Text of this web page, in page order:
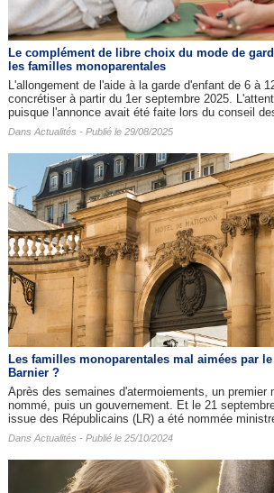
Le complément de libre choix du mode de
les familles monoparentales
L'allongement de l'aide à la garde d'enfant de 6 à
concrétiser à partir du 1er septembre 2025.
puisque l'annonce avait été faite lors du conseil
Dans Actualités - Publié le 29/08/2025
Les familles monoparentales mal aimées par
Barnier ?
Après des semaines d'atermoiements, un premier
nommé, puis un gouvernement. Et le 21
issue des Républicains (LR) a été nommée
Dans Actualités - Publié le 25/10/2024